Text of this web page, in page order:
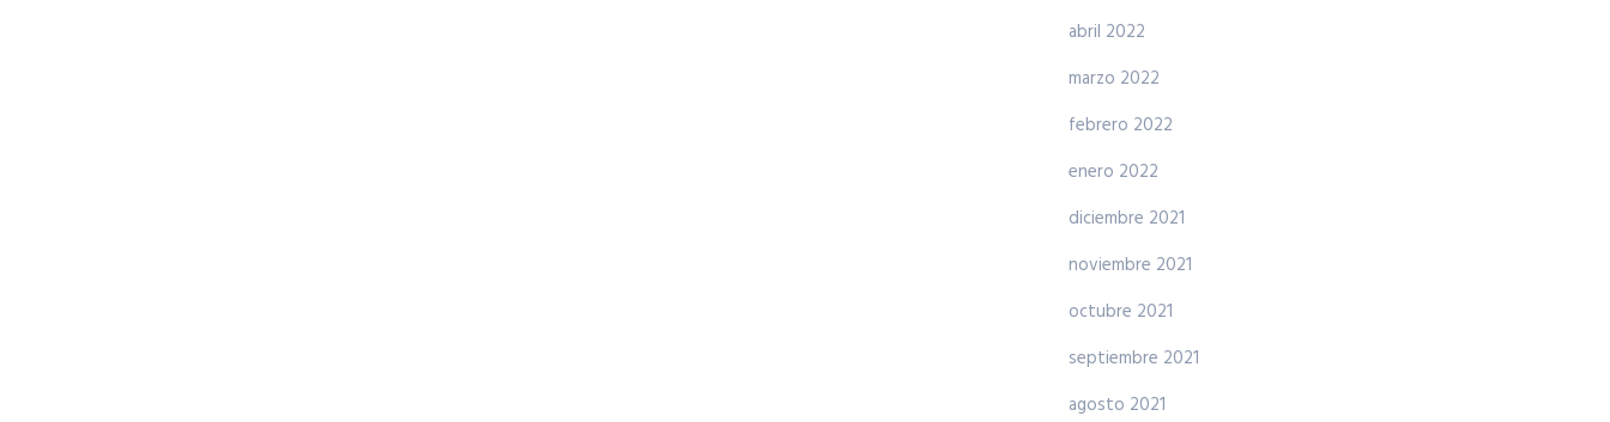
abril 2022
marzo 2022
febrero 2022
enero 2022
diciembre 2021
noviembre 2021
octubre 2021
septiembre 2021
agosto 2021